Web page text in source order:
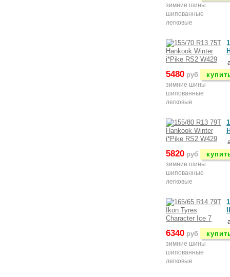
зимние шины
шипованные
легковые
5480 руб
зимние шины
шипованные
легковые
5820 руб
зимние шины
шипованные
легковые
6340 руб
зимние шины
шипованные
легковые